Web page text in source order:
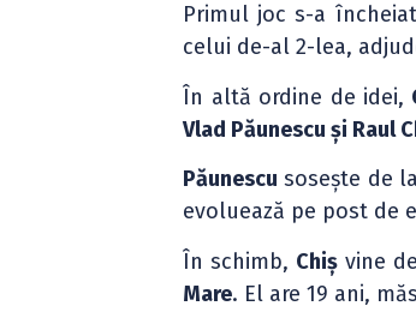
Primul joc s-a
celui de-al 2-lea,
În altă ordine de idei,
Vlad Păunescu și Raul
Păunescu sosește de la
evoluează pe post de
În schimb, Chișvine
Mare. El are 19 ani,